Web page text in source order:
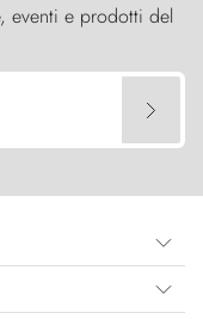
eventi e prodotti del